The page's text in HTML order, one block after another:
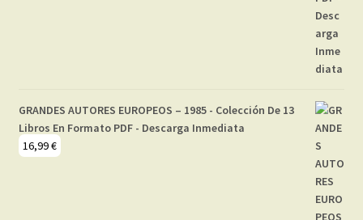
GRANDES AUTORES EUROPEOS – 1985 - Colección De 13
Libros En Formato PDF - Descarga Inmediata
16,99€